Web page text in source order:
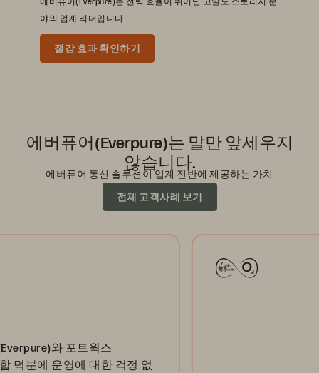
야의 업계 리더입니다.
절감 효과 확인하기
에버퓨어(Everpure)는 말만 앞세우지
않습니다.
에버퓨어 통신 솔루션이 업계 전반에 제공하는 가치
전체 고객사례 보기
와 포트웍스
에 운영에 대한 걱정 없